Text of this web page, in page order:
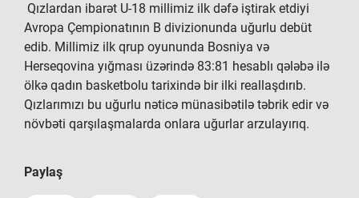
Qızlardan ibarət U-18 millimiz ilk dəfə iştirak etdiyi
Avropa Çempionatının B divizionunda uğurlu debüt
edib. Millimiz ilk qrup oyununda Bosniya və
Herseqovina yığması üzərində 83:81 hesablı qələbə ilə
ölkə qadın basketbolu tarixində bir ilki reallaşdırıb.
Qızlarımızı bu uğurlu nəticə münasibətilə təbrik edir və
növbəti qarşılaşmalarda onlara uğurlar arzulayırıq.
Paylaş